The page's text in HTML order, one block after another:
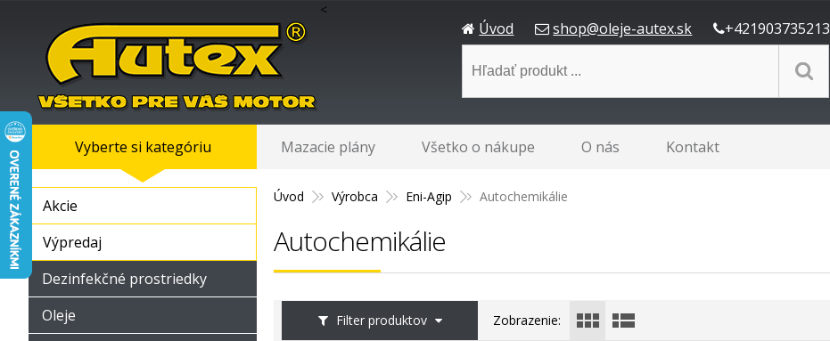
Úvod shop@oleje-autex.sk +421903735213
<
Úvod Výrobca Eni-Agip Autochemikálie
Autochemikálie
Filter produktov Zobrazenie:
Akcie
Výpredaj
Dezinfekčné prostriedky
Oleje
Vyberte si kategóriu Mazacie plány Všetko o nákupe O nás Kontakt